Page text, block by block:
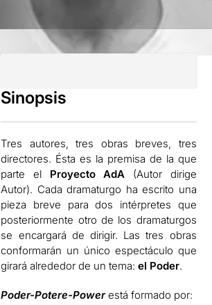
Sinopsis
Tres autores, tres obras breves, tres
directores. Ésta es la premisa de la que
parte el Proyecto AdA (Autor dirige
Autor). Cada dramaturgo ha escrito una
pieza breve para dos intérpretes que
posteriormente otro de los dramaturgos
se encargará de dirigir. Las tres obras
conformarán un único espectáculo que
girará alrededor de un tema:el Poder.
Poder-Potere-Powerestá formado por: